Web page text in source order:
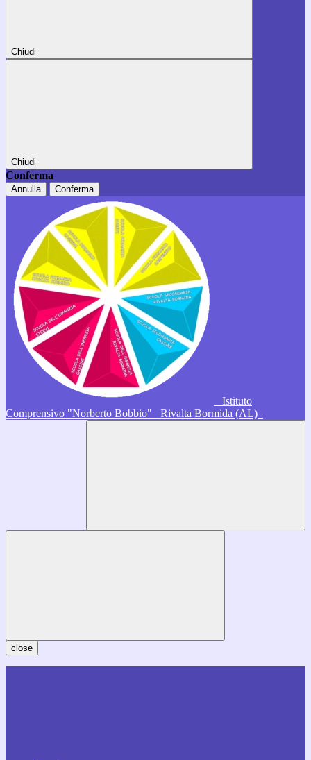
Chiudi
Chiudi
Conferma
Annulla Conferma
Istituto
Comprensivo "Norberto Bobbio"
Rivalta Bormida (AL)
close